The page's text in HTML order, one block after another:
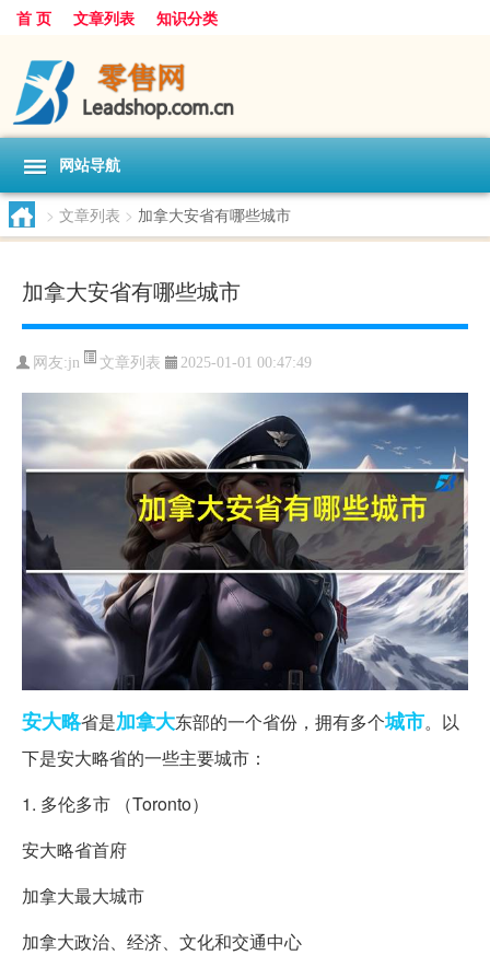
首 页 文章列表 知识分类
网站导航
> 文章列表 > 加拿大安省有哪些城市
加拿大安省有哪些城市
网友:jn 文章列表 2025-01-01 00:47:49
安大略省是加拿大东部的一个省份，拥有多个城市。以
下是安大略省的一些主要城市：
1. 多伦多市 （Toronto）
安大略省首府
加拿大最大城市
加拿大政治、经济、文化和交通中心